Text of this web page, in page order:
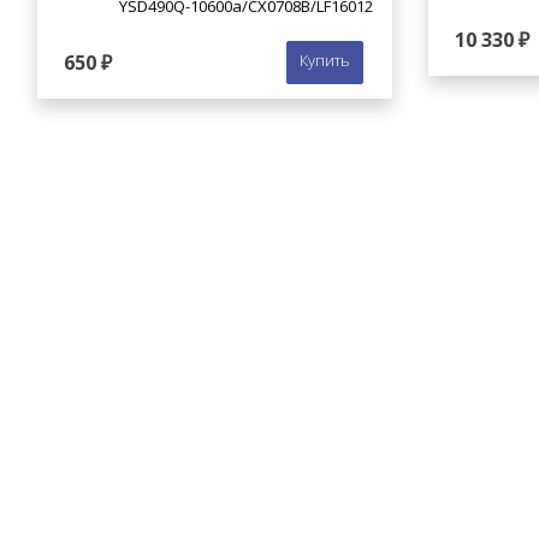
YSD490Q-10600a/СХ0708В/LF16012
650 ₽ Купить
10 330 ₽